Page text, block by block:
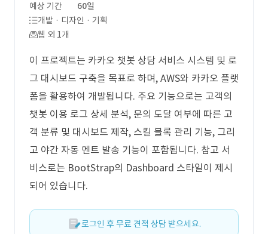
예상 기간
60일
개발 · 디자인 · 기획
웹 외 1개
이 프로젝트는 카카오 챗봇 상담 서비스 시스템 및 로
그 대시보드 구축을 목표로 하며, AWS와 카카오 플랫
폼을 활용하여 개발됩니다. 주요 기능으로는 고객의
챗봇 이용 로그 상세 분석, 문의 도달 여부에 따른 고
객 분류 및 대시보드 제작, 스킬 블록 관리 기능, 그리
고 야간 자동 멘트 발송 기능이 포함됩니다. 참고 서
비스로는 BootStrap의 Dashboard 스타일이 제시
되어 있습니다.
로그인 후 무료 견적 상담 받으세요.